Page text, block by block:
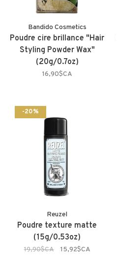
Bandido Cosmetics
Poudre cire brillance "Hair
Styling Powder Wax"
(20g/0.7oz)
16,90$CA
-20%
Reuzel
Poudre texture matte
(15g/0.53oz)
19,90$CA 15,92$CA